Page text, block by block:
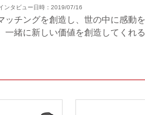
ンタビュー日時：2019/07/16
ッチングを創造し、世の中に感動
一緒に新しい価値を創造してくれ